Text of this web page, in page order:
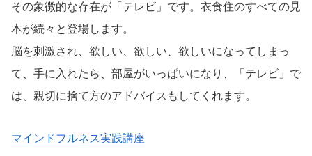
その象徴的な存在が「テレビ」です。衣食住のすべての見
本が続々と登場します。
脳を刺激され、欲しい、欲しい、欲しいになってしまっ
て、手に入れたら、部屋がいっぱいになり、「テレビ」で
は、親切に捨て方のアドバイスもしてくれます。
マインドフルネス実践講座